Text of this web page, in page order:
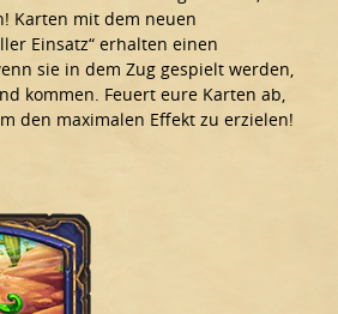
Karten mit dem neuen
Einsatz“ erhalten einen
sie in dem Zug gespielt werden,
kommen. Feuert eure Karten ab,
den maximalen Effekt zu erzielen!